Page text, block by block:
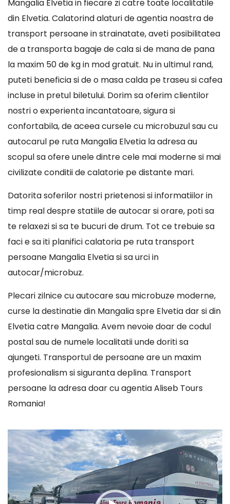
Mangalia Elvetia in fiecare zi catre toate localitatile
din Elvetia. Calatorind alaturi de agentia noastra de
transport persoane in strainatate, aveti posibilitatea
de a transporta bagaje de cala si de mana de pana
la maxim 50 de kg in mod gratuit. Nu in ultimul rand,
puteti beneficia si de o masa calda pe traseu si cafea
incluse in pretul biletului. Dorim sa oferim clientilor
nostri o experienta incantatoare, sigura si
confortabila, de aceea cursele cu microbuzul sau cu
autocarul pe ruta Mangalia Elvetia la adresa au
scopul sa ofere unele dintre cele mai moderne si mai
civilizate conditii de calatorie pe distante mari.
Datorita soferilor nostri prietenosi si informatiilor in
timp real despre statiile de autocar si orare, poti sa
te relaxezi si sa te bucuri de drum. Tot ce trebuie sa
faci e sa iti planifici calatoria pe ruta transport
persoane Mangalia Elvetia si sa urci in
autocar/microbuz.
Plecari zilnice cu autocare sau microbuze moderne,
curse la destinatie din Mangalia spre Elvetia dar si din
Elvetia catre Mangalia. Avem nevoie doar de codul
postal sau de numele localitatii unde doriti sa
ajungeti. Transportul de persoane are un maxim
profesionalism si siguranta deplina. Transport
persoane la adresa doar cu agentia Aliseb Tours
Romania!
Player
video